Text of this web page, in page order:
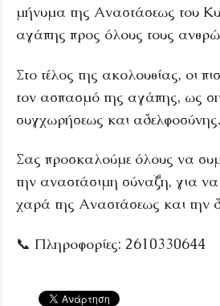
μήνυμα της Αναστάσεως του
αγάπης προς όλους τους
Στο τέλος της ακολουθίας, οι
τον ασπασμό της αγάπης, ως
συγχωρήσεως και αδελφοσύνης.
Σας προσκαλούμε όλους να
την αναστάσιμη σύναξη, για
χαρά της Αναστάσεως και την
📞 Πληροφορίες: 2610330644